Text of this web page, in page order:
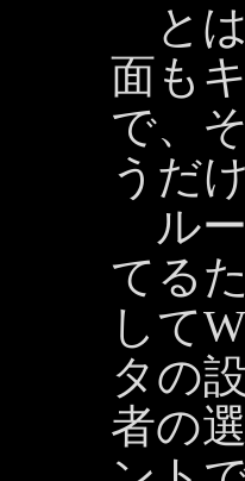
とは
面も
で、
うだ
ルー
てる
して
タの
者の